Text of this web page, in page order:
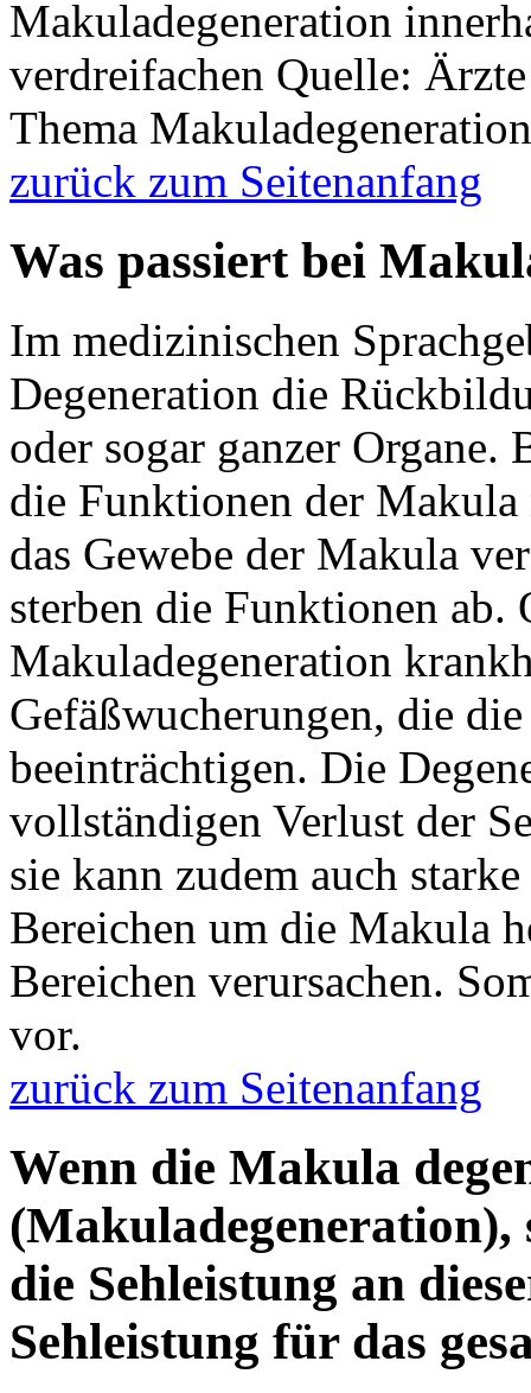
Makuladegeneration
verdreifachen Quelle:
Thema Makuladegeneration
zurück zum Seitenanfang
Was passiert bei
Im medizinischen
Degeneration die
oder sogar ganzer Organe.
die Funktionen der Makula
das Gewebe der Makula
sterben die Funktionen ab.
Makuladegeneration
Gefäßwucherungen, die
beeinträchtigen. Die
vollständigen Verlust der
sie kann zudem auch
Bereichen um die Makula
Bereichen verursachen.
vor.
zurück zum Seitenanfang
Wenn die Makula
die Sehleistung an
Sehleistung für das